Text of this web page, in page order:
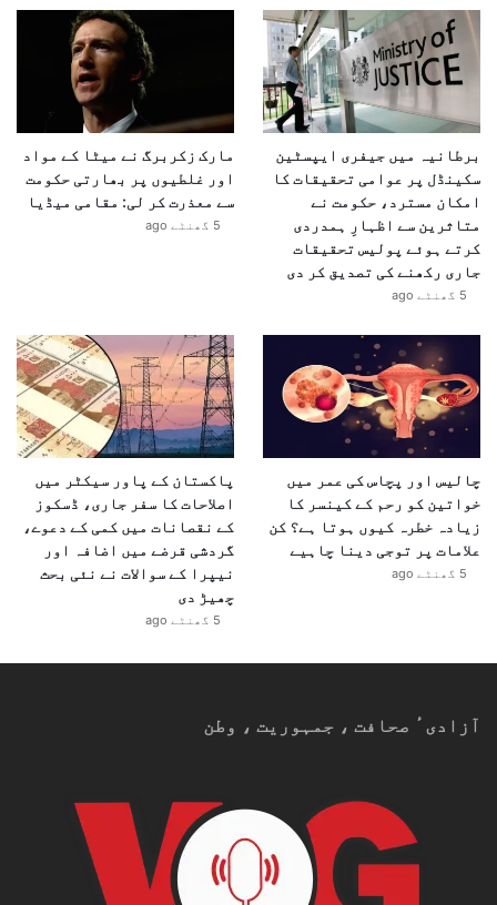
برطانیہ میں جیفری ایپسٹین
سکینڈل پر عوامی تحقیقات کا
امکان مسترد، حکومت نے
متاثرین سے اظہارِ ہمدردی
کرتے ہوئے پولیس تحقیقات
جاری رکھنے کی تصدیق کر دی
5 گھنٹے ago
مارک زکربرگ نے میٹا کے مواد
اور غلطیوں پر بھارتی حکومت
سے معذرت کر لی: مقامی میڈیا
5 گھنٹے ago
چالیس اور پچاس کی عمر میں
خواتین کو رحم کے کینسر کا
زیادہ خطرہ کیوں ہوتا ہے؟ کن
علامات پر توجی دینا چاہیے
5 گھنٹے ago
پاکستان کے پاور سیکٹر میں
اصلاحات کا سفر جاری، ڈسکوز
کے نقصانات میں کمی کے دعوے،
گردشی قرضے میں اضافہ اور
نیپرا کے سوالات نے نئی بحث
چھیڑ دی
5 گھنٹے ago
آزادیٴ صحافت ، جمہوریت ، وطن